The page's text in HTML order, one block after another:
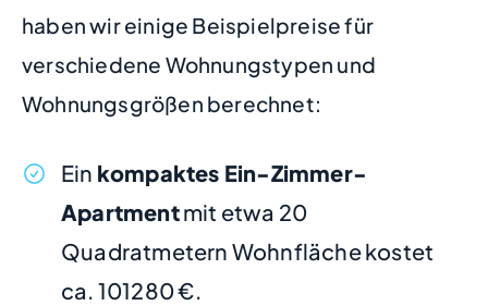
haben wir einige Beispielpreise für
verschiedene Wohnungstypen und
Wohnungsgrößen berechnet:
Ein kompaktes Ein-Zimmer-
Apartmentmit etwa 20
Quadratmetern Wohnfläche kostet
ca. 101280 €.